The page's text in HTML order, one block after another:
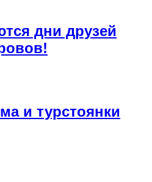
дни друзей
и турстоянки